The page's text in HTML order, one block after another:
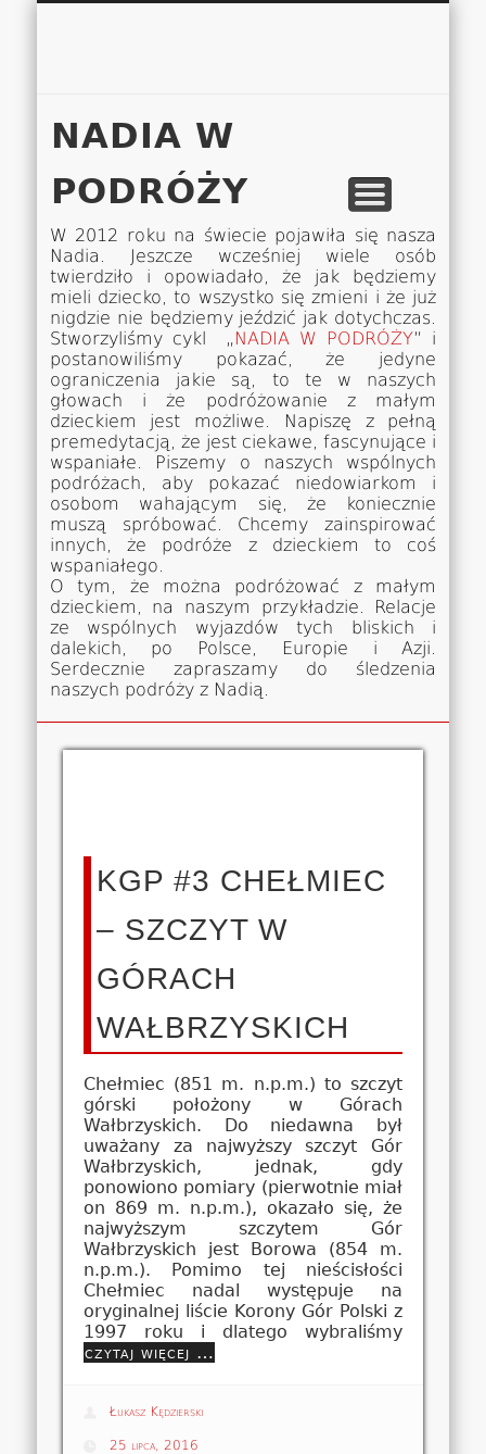
O NAS
EUROPA A-M
EUROPA N-Z
AZJA
AFRYKA
AMERYKA
OCEANIA
MAPA
WSPÓŁPRACA
KONTAKT
NADIA W
PODRÓŻY
W 2012 roku na świecie pojawiła się nasza
Nadia. Jeszcze wcześniej wiele osób
twierdziło i opowiadało, że jak będziemy
mieli dziecko, to wszystko się zmieni i że już
nigdzie nie będziemy jeździć jak dotychczas.
Stworzyliśmy cykl „NADIA W PODRÓŻY” i
postanowiliśmy pokazać, że jedyne
ograniczenia jakie są, to te w naszych
głowach i że podróżowanie z małym
dzieckiem jest możliwe. Napiszę z pełną
premedytacją, że jest ciekawe, fascynujące i
wspaniałe. Piszemy o naszych wspólnych
podróżach, aby pokazać niedowiarkom i
osobom wahającym się, że koniecznie
muszą spróbować. Chcemy zainspirować
innych, że podróże z dzieckiem to coś
wspaniałego.
O tym, że można podróżować z małym
dzieckiem, na naszym przykładzie. Relacje
ze wspólnych wyjazdów tych bliskich i
dalekich, po Polsce, Europie i Azji.
Serdecznie zapraszamy do śledzenia
naszych podróży z Nadią.
KGP #3 CHEŁMIEC
– SZCZYT W
GÓRACH
WAŁBRZYSKICH
Chełmiec (851 m. n.p.m.) to szczyt
górski położony w Górach
Wałbrzyskich. Do niedawna był
uważany za najwyższy szczyt Gór
Wałbrzyskich, jednak, gdy
ponowiono pomiary (pierwotnie miał
on 869 m. n.p.m.), okazało się, że
najwyższym szczytem Gór
Wałbrzyskich jest Borowa (854 m.
n.p.m.). Pomimo tej nieścisłości
Chełmiec nadal występuje na
oryginalnej liście Korony Gór Polski z
1997 roku i dlatego wybraliśmy
czytaj więcej …
Łukasz Kędzierski
25 lipca, 2016